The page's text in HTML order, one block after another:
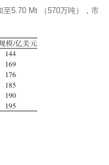
至5.70 Mt （570万吨），市